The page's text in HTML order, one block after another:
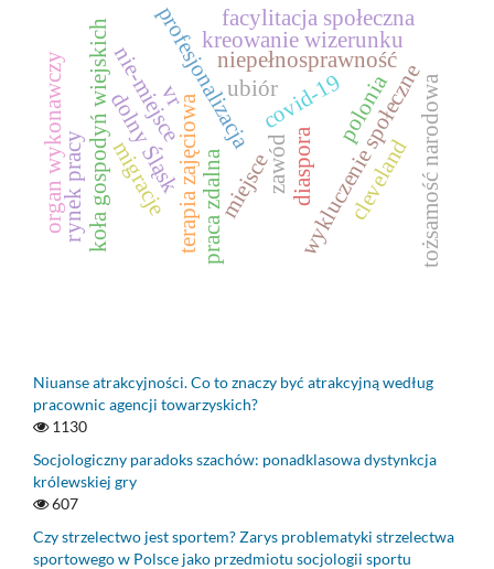
profesjonalizacja
zawód
terapia zajęciowa wykluczenie społeczne
niepełnosprawność
miejsce
nie-miejsce
koła gospodyń wiejskichdolny Śląsk
migracje diaspora
polonia
clevelandtożsamość narodowa
praca zdalna
rynek pracy
covid-19
kreowanie wizerunku
ubiór
vr
facylitacja społeczna
organ wykonawczy
Niuanse atrakcyjności. Co to znaczy być atrakcyjną według
pracownic agencji towarzyskich?
1130
Socjologiczny paradoks szachów: ponadklasowa dystynkcja
królewskiej gry
607
Czy strzelectwo jest sportem? Zarys problematyki strzelectwa
sportowego w Polsce jako przedmiotu socjologii sportu